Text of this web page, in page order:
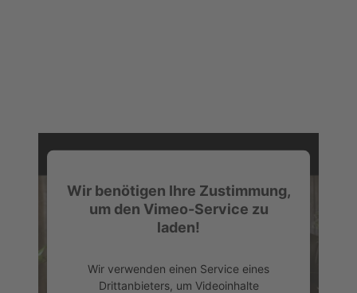
Wir benötigen Ihre Zustimmung,
um den Vimeo-Service zu
laden!
Wir verwenden einen Service eines
Drittanbieters, um Videoinhalte